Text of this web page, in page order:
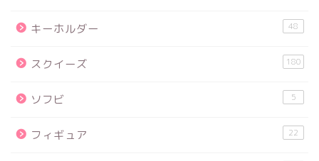
キーホルダー 48
スクイーズ 180
ソフビ 5
フィギュア 22